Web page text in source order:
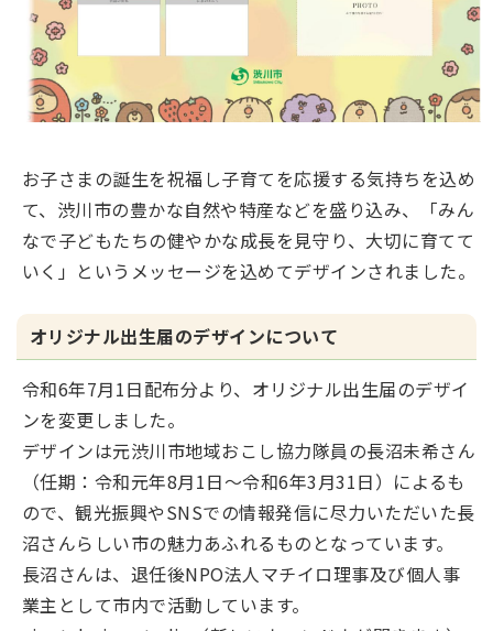
お子さまの誕生を祝福し子育てを応援する気持ちを込め
て、渋川市の豊かな自然や特産などを盛り込み、「みん
なで子どもたちの健やかな成長を見守り、大切に育てて
いく」というメッセージを込めてデザインされました。
オリジナル出生届のデザインについて
令和6年7月1日配布分より、オリジナル出生届のデザイ
ンを変更しました。
デザインは元渋川市地域おこし協力隊員の長沼未希さん
（任期：令和元年8月1日～令和6年3月31日）によるも
ので、観光振興やSNSでの情報発信に尽力いただいた長
沼さんらしい市の魅力あふれるものとなっています。
長沼さんは、退任後NPO法人マチイロ理事及び個人事
業主として市内で活動しています。